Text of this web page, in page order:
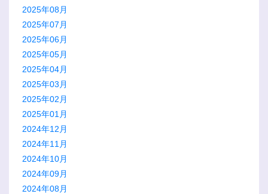
2025年08月
2025年07月
2025年06月
2025年05月
2025年04月
2025年03月
2025年02月
2025年01月
2024年12月
2024年11月
2024年10月
2024年09月
2024年08月